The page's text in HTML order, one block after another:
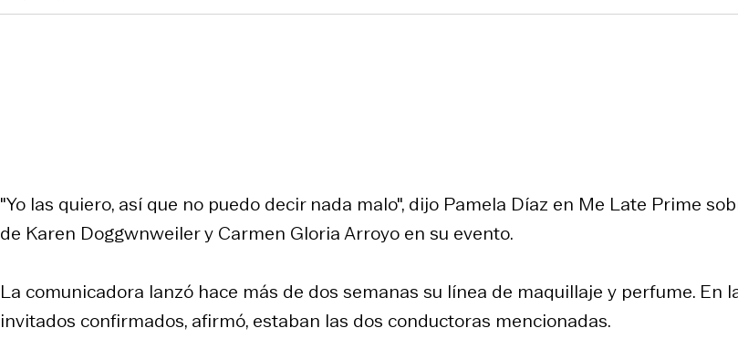
"Yo las quiero, así que no puedo decir nada malo", dijo Pamela Díaz en Me Late Prime
de Karen Doggwnweiler y Carmen Gloria Arroyo en su evento.
La comunicadora lanzó hace más de dos semanas su línea de maquillaje y perfume. En
invitados confirmados, afirmó, estaban las dos conductoras mencionadas.